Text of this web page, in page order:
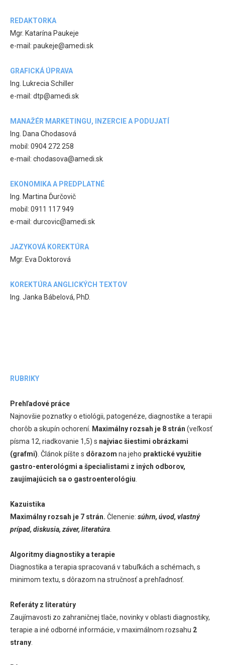
REDAKTORKA
Mgr. Katarína Paukeje
e-mail: paukeje@amedi.sk
GRAFICKÁ ÚPRAVA
Ing. Lukrecia Schiller
e-mail: dtp@amedi.sk
MANAŽÉR MARKETINGU, INZERCIE A PODUJATÍ
Ing. Dana Chodasová
mobil: 0904 272 258
e-mail: chodasova@amedi.sk
EKONOMIKA A PREDPLATNÉ
Ing. Martina Ďurčovič
mobil: 0911 117 949
e-mail: durcovic@amedi.sk
JAZYKOVÁ KOREKTÚRA
Mgr. Eva Doktorová
KOREKTÚRA ANGLICKÝCH TEXTOV
Ing. Janka Bábelová, PhD.
RUBRIKY
Prehľadové práce
Najnovšie poznatky o etiológii, patogenéze, diagnostike a terapii
chorôb a skupín ochorení. Maximálny rozsah je 8 strán (veľkosť
písma 12, riadkovanie 1,5) s najviac šiestimi obrázkami
(grafmi) . Článok píšte s dôrazom na jeho praktické využitie
gastro-enterológmi a špecialistami z iných odborov,
zaujímajúcich sa o gastroenterológiu
Kazuistika
Maximálny rozsah je 7 strán. Členenie: súhrn, úvod, vlastný
prípad, diskusia, záver, literatúra
Algoritmy diagnostiky a terapie
Diagnostika a terapia spracovaná v tabuľkách a schémach, s
minimom textu, s dôrazom na stručnosť a prehľadnosť.
Referáty z literatúry
Zaujímavosti zo zahraničnej tlače, novinky v oblasti diagnostiky,
terapie a iné odborné informácie, v maximálnom rozsahu 2
strany